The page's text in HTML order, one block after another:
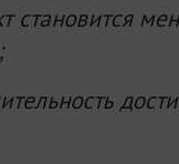
становится